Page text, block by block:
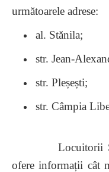
următoarele adrese:
al. Stănila;
str. Jean-
str. Pleșești;
str. Câmpia
Locuitorii
ofere informații cât